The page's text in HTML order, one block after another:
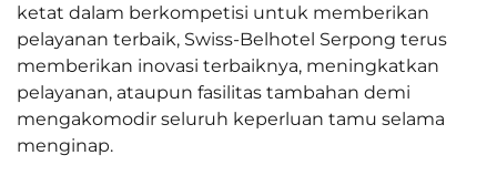
ketat dalam berkompetisi untuk memberikan
pelayanan terbaik, Swiss-Belhotel Serpong terus
memberikan inovasi terbaiknya, meningkatkan
pelayanan, ataupun fasilitas tambahan demi
mengakomodir seluruh keperluan tamu selama
menginap.